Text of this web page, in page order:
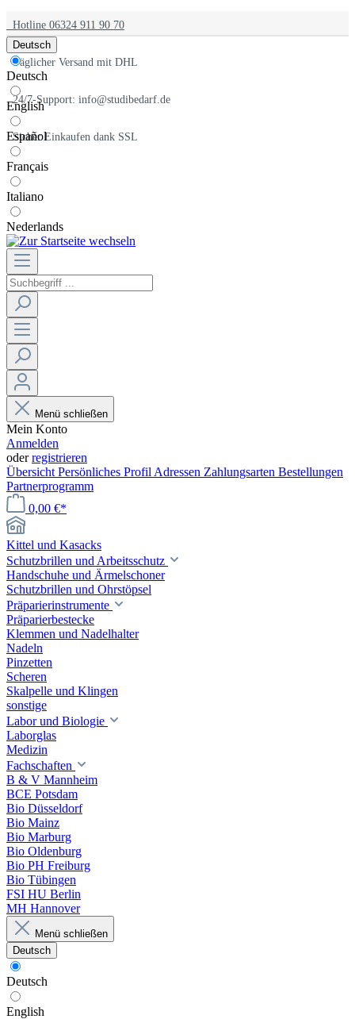
Hotline 06324 911 90 70
Täglicher Versand mit DHL
24/7-Support: info@studibedarf.de
Sicher Einkaufen dank SSL
Deutsch
Deutsch
English
Español
Français
Italiano
Nederlands
Menü schließen
Mein Konto
Anmelden
oderregistrieren
Übersicht Persönliches Profil Adressen Zahlungsarten Bestellungen
Partnerprogramm
0,00 €*
Kittel und Kasacks
Schutzbrillen und Arbeitsschutz
Handschuhe und Ärmelschoner
Schutzbrillen und Ohrstöpsel
Präparierinstrumente
Präparierbestecke
Klemmen und Nadelhalter
Nadeln
Pinzetten
Scheren
Skalpelle und Klingen
sonstige
Labor und Biologie
Laborglas
Medizin
Fachschaften
B & V Mannheim
BCE Potsdam
Bio Düsseldorf
Bio Mainz
Bio Marburg
Bio Oldenburg
Bio PH Freiburg
Bio Tübingen
FSI HU Berlin
MH Hannover
Menü schließen
Deutsch
Deutsch
English